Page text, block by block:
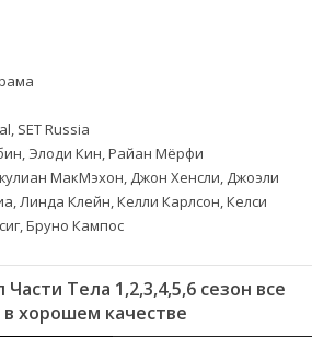
SET Russia
Элоди Кин, Райан Мёрфи
МакМэхон, Джон Хенсли, Джоэли
Линда Клейн, Келли Карлсон, Келси
Бруно Кампос
Тела 1,2,3,4,5,6 сезон все
в хорошем качестве